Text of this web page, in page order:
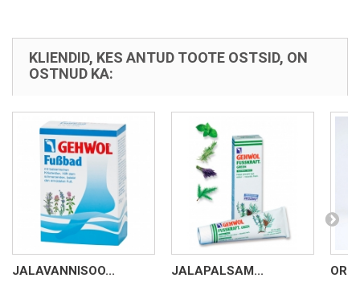
KLIENDID, KES ANTUD TOOTE OSTSID, ON
OSTNUD KA:
JALAVANNISOO... JALAPALSAM...